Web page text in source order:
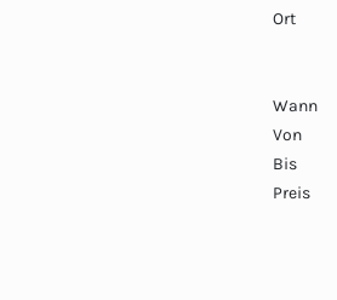
Ort
Wann
Von
Bis
Preis